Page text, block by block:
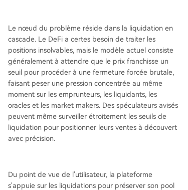
Le nœud du problème réside dans la liquidation en
cascade. Le DeFi a certes besoin de traiter les
positions insolvables, mais le modèle actuel consiste
généralement à attendre que le prix franchisse un
seuil pour procéder à une fermeture forcée brutale,
faisant peser une pression concentrée au même
moment sur les emprunteurs, les liquidants, les
oracles et les market makers. Des spéculateurs avisés
peuvent même surveiller étroitement les seuils de
liquidation pour positionner leurs ventes à découvert
avec précision.
Du point de vue de l'utilisateur, la plateforme
s'appuie sur les liquidations pour préserver son pool